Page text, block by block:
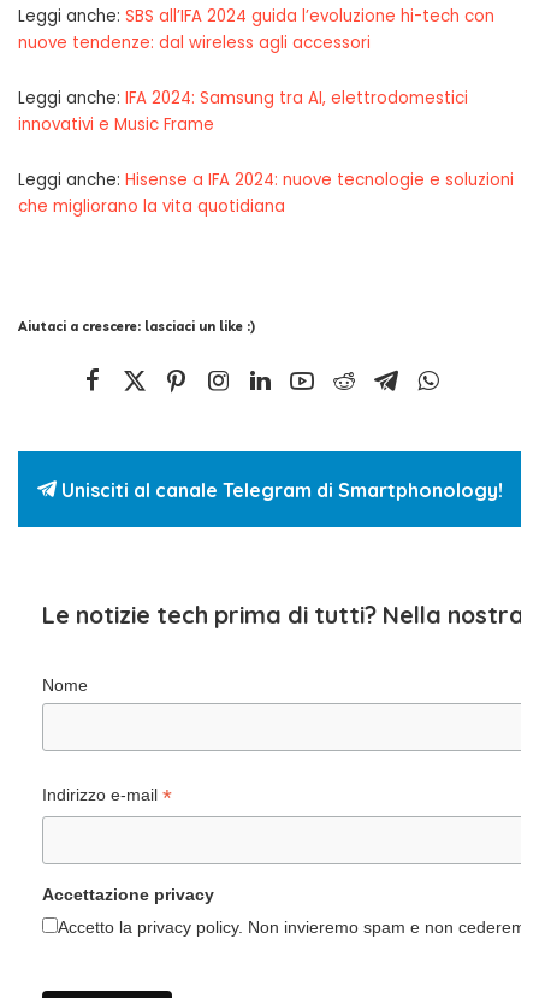
Leggi anche: SBS all’IFA 2024 guida l’evoluzione hi-tech con
nuove tendenze: dal wireless agli accessori
Leggi anche: IFA 2024: Samsung tra AI, elettrodomestici
innovativi e Music Frame
Leggi anche: Hisense a IFA 2024: nuove tecnologie e soluzioni
che migliorano la vita quotidiana
Aiutaci a crescere: lasciaci un like :)
Unisciti al canale Telegram di Smartphonology!
Le notizie tech prima di tutti? Nella nostra
Nome
Indirizzo e-mail *
Accettazione privacy
Accetto la privacy policy. Non invieremo spam e non